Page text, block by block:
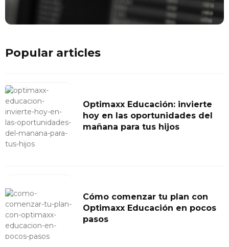
Popular articles
Optimaxx Educación: invierte
hoy en las oportunidades del
mañana para tus hijos
Cómo comenzar tu plan con
Optimaxx Educación en pocos
pasos